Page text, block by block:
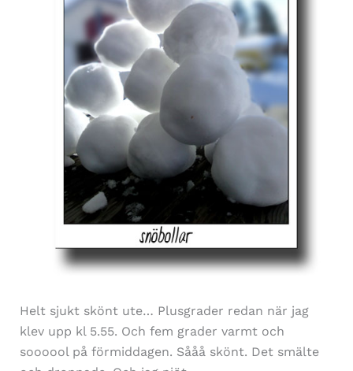
Helt sjukt skönt ute… Plusgrader redan när jag
klev upp kl 5.55. Och fem grader varmt och
soooool på förmiddagen. Sååå skönt. Det smälte